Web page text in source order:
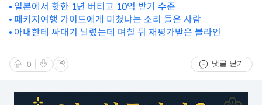
일본에서 핫한 1년 버티고 10억 받기 수준
패키지여행 가이드에게 미쳤냐는 소리 들은 사람
아내한테 싸대기 날렸는데 며칠 뒤 재평가받은 블라인
0 댓글 닫기